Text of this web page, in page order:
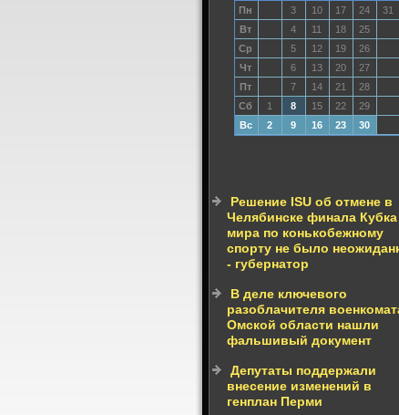
Пн 3 10 17 24
31
Вт
4 11 18
25
Ср
5 12 19
26
Чт
6 13 20
27
Пт
7 14 21
28
Сб
1 8 15 22
29
Вс
2 9 16 23 30
Решение ISU об отмене в
Челябинске финала Кубка
мира по конькобежному
спорту не было
- губернатор
В деле ключевого
разоблачителя
Омской области нашли
фальшивый документ
Депутаты поддержали
внесение изменений в
генплан Перми